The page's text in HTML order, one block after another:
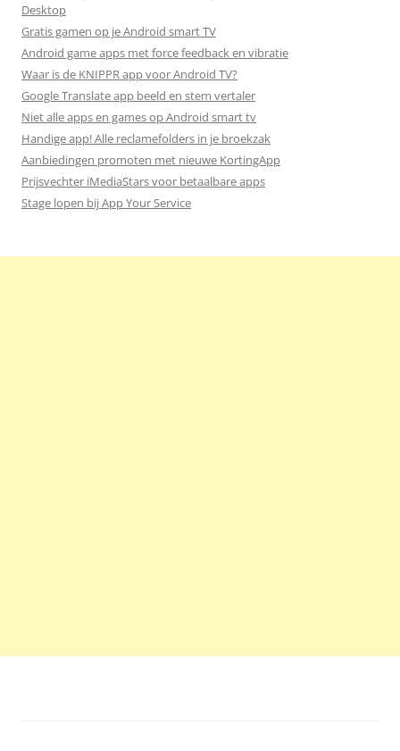
Desktop
Gratis gamen op je Android smart TV
Android game apps met force feedback en vibratie
Waar is de KNIPPR app voor Android TV?
Google Translate app beeld en stem vertaler
Niet alle apps en games op Android smart tv
Handige app! Alle reclamefolders in je broekzak
Aanbiedingen promoten met nieuwe KortingApp
Prijsvechter iMediaStars voor betaalbare apps
Stage lopen bij App Your Service